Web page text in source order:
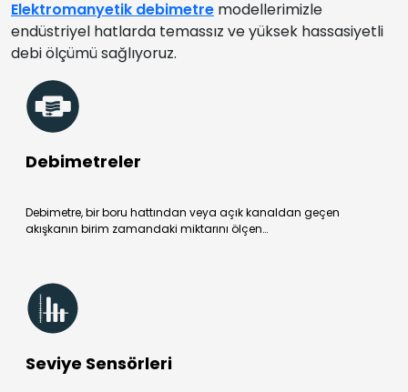
Elektromanyetik debimetre modellerimizle
endüstriyel hatlarda temassız ve yüksek hassasiyetli
debi ölçümü sağlıyoruz.
Debimetreler
Debimetre, bir boru hattından veya açık kanaldan geçen
akışkanın birim zamandaki miktarını ölçen…
Seviye Sensörleri